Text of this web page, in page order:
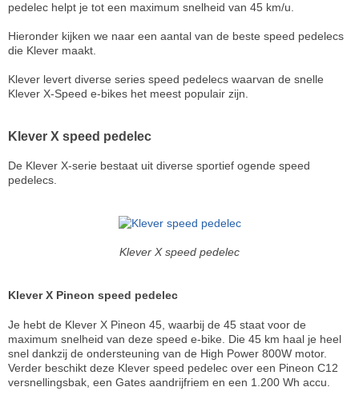
pedelec helpt je tot een maximum snelheid van 45 km/u.
Hieronder kijken we naar een aantal van de beste speed pedelecs
die Klever maakt.
Klever levert diverse series speed pedelecs waarvan de snelle
Klever X-Speed e-bikes het meest populair zijn.
Klever X speed pedelec
De Klever X-serie bestaat uit diverse sportief ogende speed
pedelecs.
Klever X speed pedelec
Klever X Pineon speed pedelec
Je hebt de Klever X Pineon 45, waarbij de 45 staat voor de
maximum snelheid van deze speed e-bike. Die 45 km haal je heel
snel dankzij de ondersteuning van de High Power 800W motor.
Verder beschikt deze Klever speed pedelec over een Pineon C12
versnellingsbak, een Gates aandrijfriem en een 1.200 Wh accu.